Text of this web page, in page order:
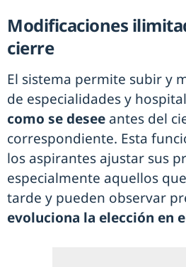
Modificaciones
cierre
El sistema permite subir y
de especialidades y
como se desee antes del
correspondiente. Esta
los aspirantes ajustar sus
especialmente aquellos
tarde y pueden observar
evoluciona la elección en